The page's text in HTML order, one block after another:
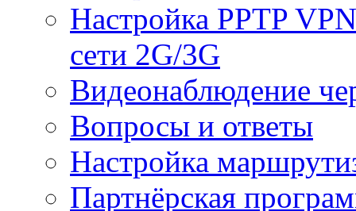
Настройка PPTP
сети 2G/3G
Видеонаблюдение
Вопросы и ответы
Настройка
Партнёрская